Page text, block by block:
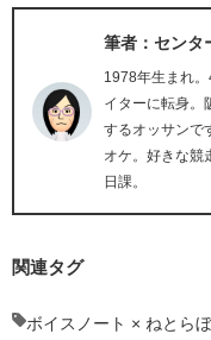
筆者：センタ
1978年生まれ
イターに転身。
するオッサンで
オケ。好きな競
日課。
関連タグ
ボイスノート × ねとらぼ